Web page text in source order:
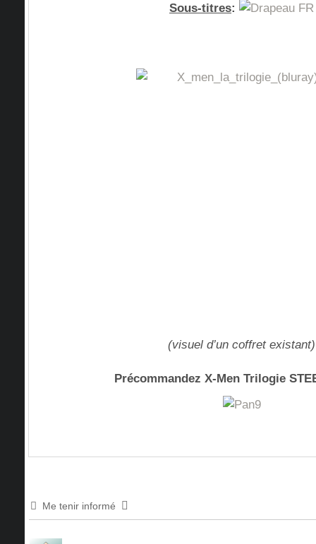
Sous-titres:
(visuel d’un coffret existant)
Précommandez X-Men Trilogie
Me tenir informé